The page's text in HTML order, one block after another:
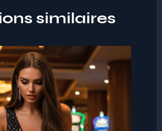
similaires